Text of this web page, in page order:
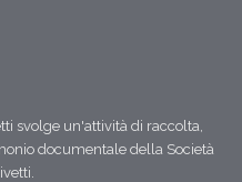
svolge un'attività di raccolta,
documentale della Società